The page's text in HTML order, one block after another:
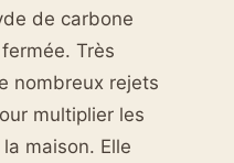
de carbone
Très
nombreux rejets
multiplier les
maison. Elle